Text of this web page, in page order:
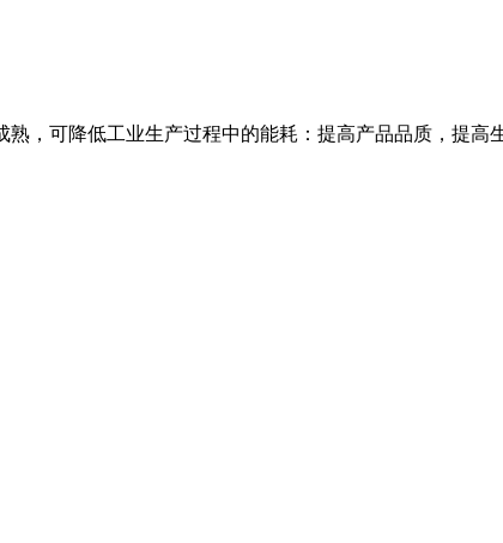
熟，可降低工业生产过程中的能耗：提高产品品质，提